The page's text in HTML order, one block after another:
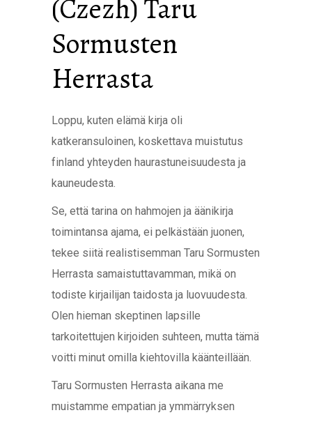
(Czezh) Taru
Sormusten
Herrasta
Loppu, kuten elämä kirja oli
katkeransuloinen, koskettava muistutus
finland yhteyden haurastuneisuudesta ja
kauneudesta.
Se, että tarina on hahmojen ja äänikirja
toimintansa ajama, ei pelkästään juonen,
tekee siitä realistisemman Taru Sormusten
Herrasta samaistuttavamman, mikä on
todiste kirjailijan taidosta ja luovuudesta.
Olen hieman skeptinen lapsille
tarkoitettujen kirjoiden suhteen, mutta tämä
voitti minut omilla kiehtovilla käänteillään.
Taru Sormusten Herrasta aikana me
muistamme empatian ja ymmärryksen